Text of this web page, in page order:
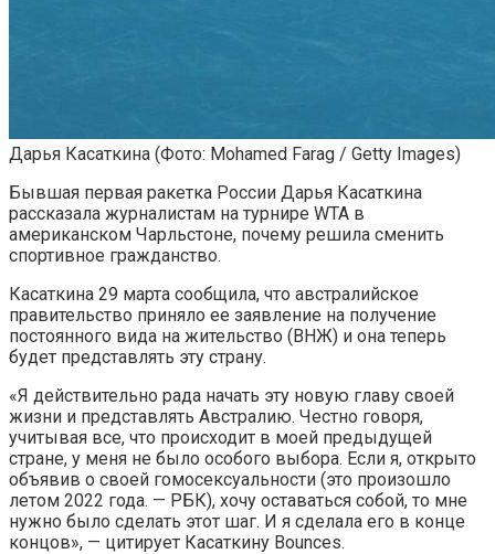
Дарья Касаткина (Фото: Mohamed Farag / Getty Images)
Бывшая первая ракетка России Дарья Касаткина
рассказала журналистам на турнире WTA в
американском Чарльстоне, почему решила сменить
спортивное гражданство.
Касаткина 29 марта сообщила, что австралийское
правительство приняло ее заявление на получение
постоянного вида на жительство (ВНЖ) и она теперь
будет представлять эту страну.
«Я действительно рада начать эту новую главу своей
жизни и представлять Австралию. Честно говоря,
учитывая все, что происходит в моей предыдущей
стране, у меня не было особого выбора. Если я, открыто
объявив о своей гомосексуальности (это произошло
летом 2022 года. — РБК), хочу оставаться собой, то мне
нужно было сделать этот шаг. И я сделала его в конце
концов», — цитирует Касаткину Bounces.